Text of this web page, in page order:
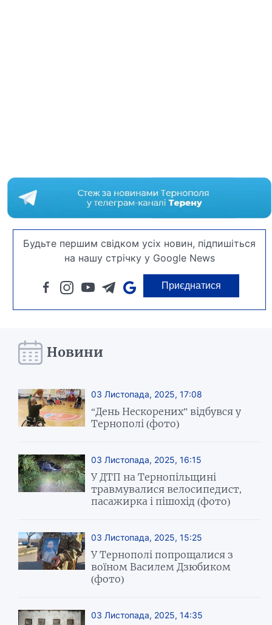
Будьте першим свідком усіх новин, підпишіться
на нашу стрічку у Google News
Приєднатися
Новини
03 Листопада, 2025, 17:08
“День Нескорених” відбувся у
Тернополі (фото)
03 Листопада, 2025, 16:15
У ДТП на Тернопільщині
травмувалися велосипедист,
пасажирка і пішохід (фото)
03 Листопада, 2025, 15:25
У Тернополі попрощалися з
воїном Василем Дзюбиком
(фото)
03 Листопада, 2025, 14:35